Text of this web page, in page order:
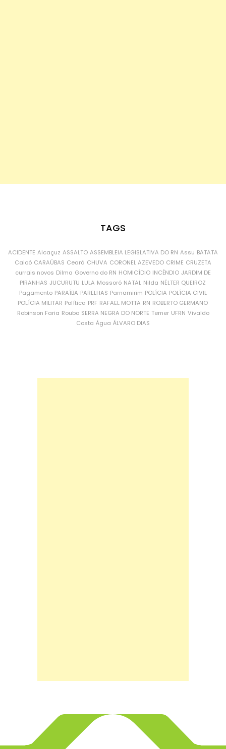
TAGS
ACIDENTE Alcaçuz ASSALTO ASSEMBLEIA LEGISLATIVA DO RN Assu BATATA
Caicó CARAÚBAS Ceará CHUVA CORONEL AZEVEDO CRIME CRUZETA
currais novos Dilma Governo do RN HOMICÍDIO INCÊNDIO JARDIM DE
PIRANHAS JUCURUTU LULA Mossoró NATAL Nilda NÉLTER QUEIROZ
Pagamento PARAÍBA PARELHAS Parnamirim POLÍCIA POLÍCIA CIVIL
POLÍCIA MILITAR Política PRF RAFAEL MOTTA RN ROBERTO GERMANO
Robinson Faria Roubo SERRA NEGRA DO NORTE Temer UFRN Vivaldo
Costa Água ÁLVARO DIAS